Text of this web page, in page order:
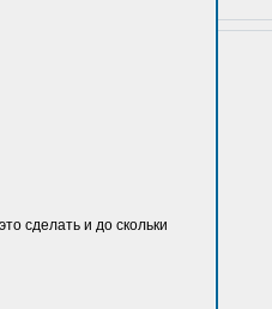
сделать и до скольки